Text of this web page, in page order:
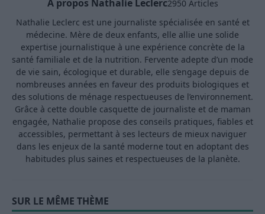
A propos Nathalie Leclerc2950 Articles
Nathalie Leclerc est une journaliste spécialisée en santé et
médecine. Mère de deux enfants, elle allie une solide
expertise journalistique à une expérience concrète de la
santé familiale et de la nutrition. Fervente adepte d’un mode
de vie sain, écologique et durable, elle s’engage depuis de
nombreuses années en faveur des produits biologiques et
des solutions de ménage respectueuses de l’environnement.
Grâce à cette double casquette de journaliste et de maman
engagée, Nathalie propose des conseils pratiques, fiables et
accessibles, permettant à ses lecteurs de mieux naviguer
dans les enjeux de la santé moderne tout en adoptant des
habitudes plus saines et respectueuses de la planète.
SUR LE MÊME THÈME